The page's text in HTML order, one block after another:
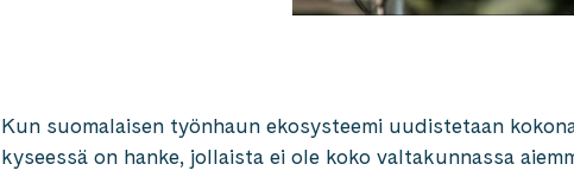
Kun suomalaisen työnhaun ekosysteemi uudistetaan
kyseessä on hanke, jollaista ei ole koko valtakunnassa